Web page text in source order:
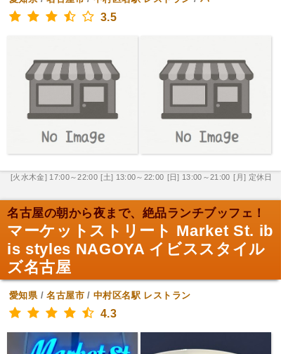
3.5
[火水木金] 17:00～22:00 [土] 13:00～22:00 [日] 13:00～21:00 [月] 定休日
名古屋の朝から夜まで、絶品ランチブッフェ！
マーケットストリート Market St. ib
is styles NAGOYA イビススタイル
ズ名古屋
愛知県/名古屋市/中村区名駅 レストラン
4.3